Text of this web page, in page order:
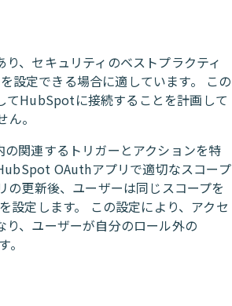
、セキュリティのベストプラクティ
定できる場合に適しています。 この
てHubSpotに接続することを計画して
。
関連するトリガーとアクションを特
OAuthアプリで適切なスコープ
の更新後、ユーザーは同じスコープを
定します。 この設定により、アクセ
、ユーザーが自分のロール外の